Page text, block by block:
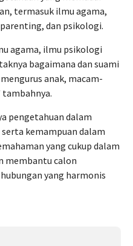
termasuk ilmu agama,
dan psikologi.
agama, ilmu psikologi
bagaimana dan suami
anak, macam-
tambahnya.
pengetahuan dalam
kemampuan dalam
yang cukup dalam
membantu calon
yang harmonis